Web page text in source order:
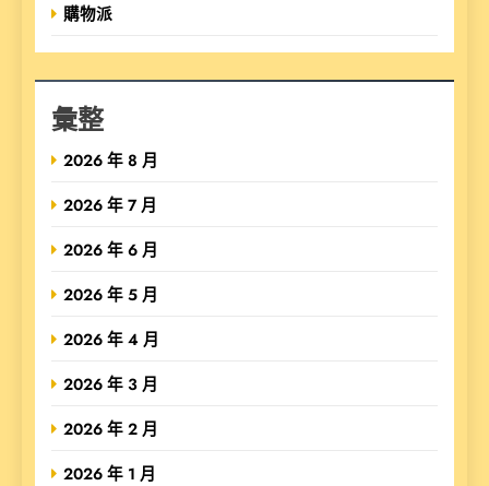
購物派
彙整
2026 年 8 月
2026 年 7 月
2026 年 6 月
2026 年 5 月
2026 年 4 月
2026 年 3 月
2026 年 2 月
2026 年 1 月